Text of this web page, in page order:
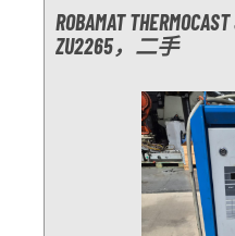
ROBAMAT
ZU2265，二手